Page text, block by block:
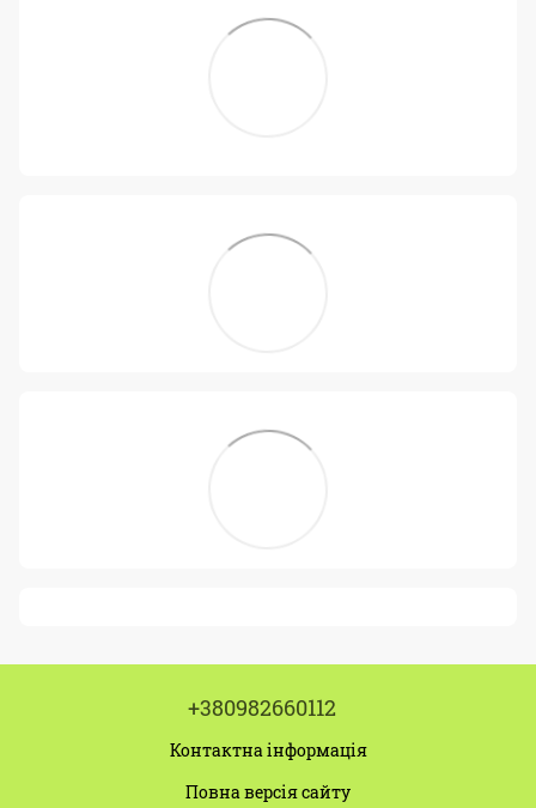
+380982660112
Контактна інформація
Повна версія сайту